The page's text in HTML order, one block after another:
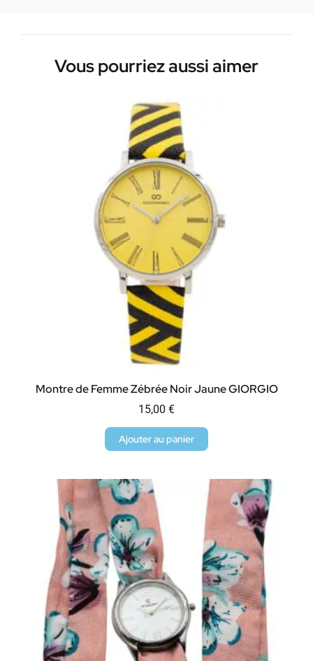
Vous pourriez aussi aimer
Montre de Femme Zébrée Noir Jaune GIORGIO
15,00 €
Ajouter au panier